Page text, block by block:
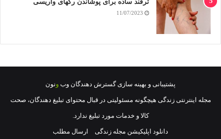
ترفند ساده برای پوشاندن رگهای واریسی
11/07/2023
پشتيبانی و بهينه سازی گسترش دهندگان وب ونون
مجله اینترنتی زندگی هیچگونه مسئولیتی در قبال محتوای تبلیغ دهندگان، صحت
کالا و خدمات مورد تبلیغ ندارد.
دانلود اپلیکیشن مجله زندگی ارسال مطلب